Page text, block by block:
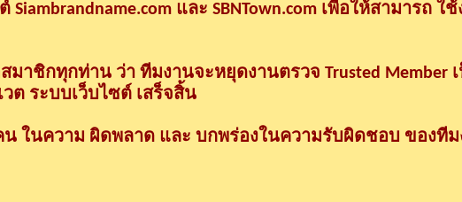
Siambrandname.com และ SBNTown.com เพื่อให้สามารถ ใ
มาชิกทุกท่าน ว่า ทีมงานจะหยุดงานตรวจ Trusted Member
ต ระบบเว็บไซต์ เสร็จสิ้น
ในความ ผิดพลาด และ บกพร่องในความรับผิดชอบ ของที